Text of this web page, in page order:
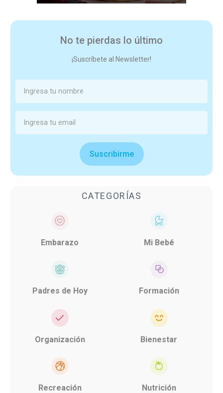
No te pierdas lo último
¡Suscríbete al Newsletter!
Suscribirme
CATEGORÍAS
Embarazo Mi Bebé
Padres de Hoy Formación
Organización Bienestar
Recreación Nutrición